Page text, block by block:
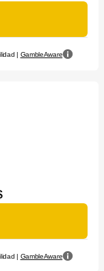
| GambleAware
| GambleAware